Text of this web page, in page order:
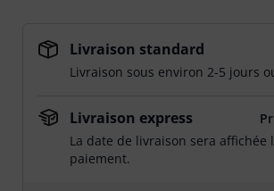
Livraison standard
Livraison sous environ 2-5 jours
Livraison express
La date de livraison sera affichée
paiement.